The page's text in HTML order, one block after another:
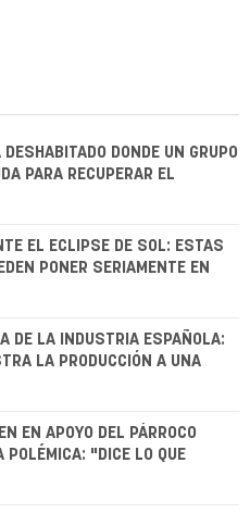
DONDE UN GRUPO
PARA RECUPERAR EL
EL ECLIPSE DE SOL: ESTAS
PONER SERIAMENTE EN
DE LA INDUSTRIA ESPAÑOLA:
LA PRODUCCIÓN A UNA
EN APOYO DEL PÁRROCO
"DICE LO QUE